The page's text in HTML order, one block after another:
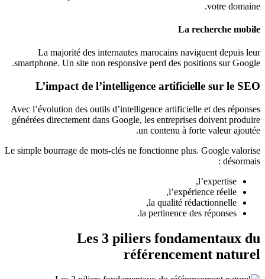
votre domaine.
La recherche mobile
La majorité des internautes marocains naviguent depuis leur
smartphone. Un site non responsive perd des positions sur Google.
L’impact de l’intelligence artificielle sur le SEO
Avec l’évolution des outils d’intelligence artificielle et des réponses
générées directement dans Google, les entreprises doivent produire
un contenu à forte valeur ajoutée.
Le simple bourrage de mots-clés ne fonctionne plus. Google valorise
désormais :
l’expertise,
l’expérience réelle,
la qualité rédactionnelle,
la pertinence des réponses.
Les 3 piliers fondamentaux du
référencement naturel